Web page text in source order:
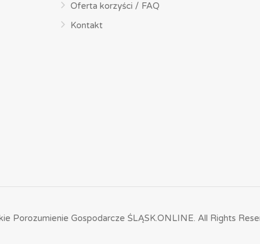
Oferta korzyści / FAQ
Kontakt
Porozumienie Gospodarcze ŚLĄSK.ONLINE. All Rights